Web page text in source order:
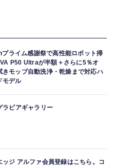
ライム感謝祭で高性能ロボット掃
P50 Ultraが半額＋さらに5％オ
きモップ自動洗浄・乾燥まで対応ハ
モデル
ラビアギャラリー
ッジ アルファ会員登録はこちら。コ